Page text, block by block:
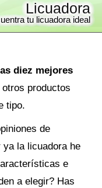
Licuadora
tu licuadora ideal
diez mejores
otros productos
tipo.
de
ya la licuadorahe
e
a elegir? Has